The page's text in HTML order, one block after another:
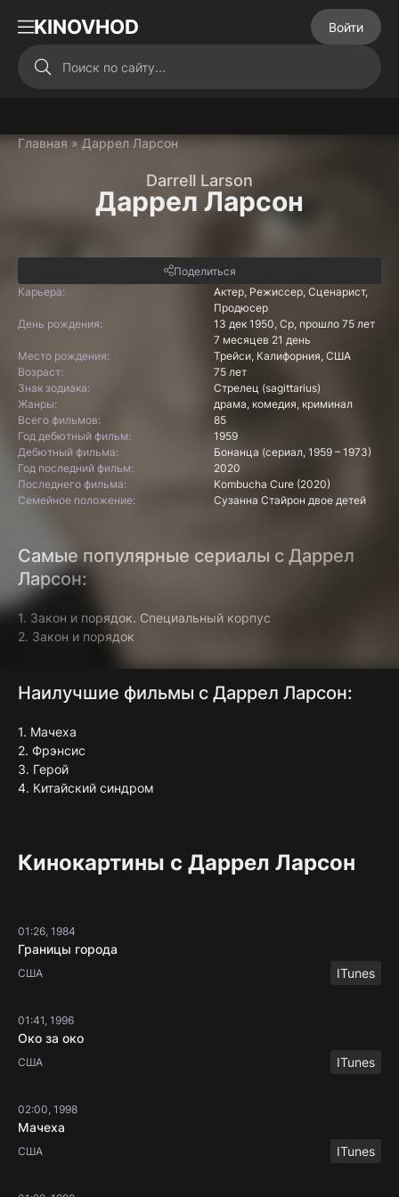
KINOVHOD Войти
Главная» Даррел Ларсон
Darrell Larson
Даррел Ларсон
Поделиться
Карьера:
Актер, Режиссер, Сценарист,
Продюсер
День рождения:
13 дек 1950, Ср, прошло 75 лет
7 месяцев 21 день
Место рождения:
Трейси, Калифорния, США
Возраст:
75 лет
Знак зодиака:
Стрелец (sagittarius)
Жанры:
драма, комедия, криминал
Всего фильмов:
85
Год дебютный фильм:
1959
Дебютный фильма:
Бонанца (сериал, 1959 – 1973)
Год последний фильм:
2020
Последнего фильма:
Kombucha Cure (2020)
Семейное положение:
Сузанна Стайрон двое детей
Самые популярные сериалы с Даррел
Ларсон:
1. Закон и порядок. Специальный корпус
2. Закон и порядок
Наилучшие фильмы с Даррел Ларсон:
1. Мачеха
2. Фрэнсис
3. Герой
4. Китайский синдром
Кинокартины с Даррел Ларсон
01:26, 1984
Границы города
США ITunes
01:41, 1996
Око за око
США ITunes
02:00, 1998
Мачеха
США ITunes